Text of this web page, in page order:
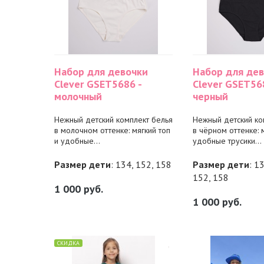
Набор для девочки
Clever GSET5686 -
молочный
Нежный детский комплект белья
в молочном оттенке: мягкий топ
и удобные...
Размер дети: 134, 152, 158
1 000руб.
Набор для
Clever
черный
Нежный детский
в чёрном оттенке:
удобные трусики...
Размер дети:
152, 158
1 000руб.
СКИДКА